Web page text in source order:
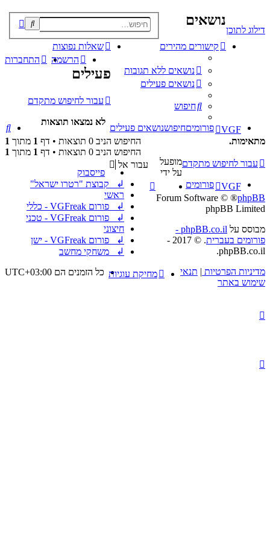
דילוג לתוכן
קישורים מהירים
נושאים ללא תגובות
נושאים פעילים
חיפוש
שאלות נפוצות
התחברות
הרשמה
VGF פורומיםחיפושנושאים פעילים
נושאים
פעילים
עבור לחיפוש מתקדם
החיפוש הניב 0 תוצאות • דף 1 מתוך 1
לא נמצאו תוצאות
מתאימות.
החיפוש הניב 0 תוצאות • דף
1 מתוך 1
עבור לחיפוש מתקדם
עבור אל
פייסבוק
↲ קבוצת "רטרו ישראל"
ראשי
↲ פורום VGFreak - כללי
↲ פורום VGFreak - טכני
חיצוני
↲ פורום VGFreak - ישן
↲ משחקי מחשב
VGF פורומים
כל הזמנים הם UTC+03:00 מחיקת עוגיות
מופעל
על ידי
phpBB
® Forum Software ©
phpBB Limited
מבוסס על
phpBB.co.il -
פורומים בעברית
. © 2017 -
phpBB.co.il.
מדיניות הפרטיות | תנאי
שימוש באתר